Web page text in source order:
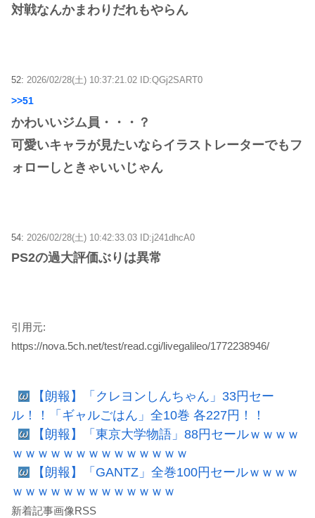
対戦なんかまわりだれもやらん
52: 2026/02/28(土) 10:37:21.02 ID:QGj2SART0
>>51
かわいいジム員・・・？
可愛いキャラが見たいならイラストレーターでもフ
ォローしときゃいいじゃん
54: 2026/02/28(土) 10:42:33.03 ID:j241dhcA0
PS2の過大評価ぶりは異常
引用元:
https://nova.5ch.net/test/read.cgi/livegalileo/1772238946/
【朗報】「クレヨンしんちゃん」33円セー
ル！！「ギャルごはん」全10巻 各227円！！
【朗報】「東京大学物語」88円セールｗｗｗｗ
ｗｗｗｗｗｗｗｗｗｗｗｗｗｗ
【朗報】「GANTZ」全巻100円セールｗｗｗｗ
ｗｗｗｗｗｗｗｗｗｗｗｗｗ
新着記事画像RSS